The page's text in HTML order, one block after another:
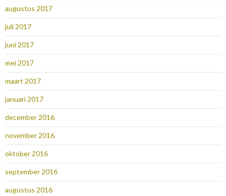
augustus 2017
juli 2017
juni 2017
mei 2017
maart 2017
januari 2017
december 2016
november 2016
oktober 2016
september 2016
augustus 2016